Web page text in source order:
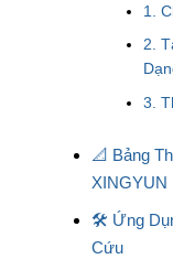
1.
2.
3.
📐 Bảng
XINGYUN
🛠️ Ứng
Cứu